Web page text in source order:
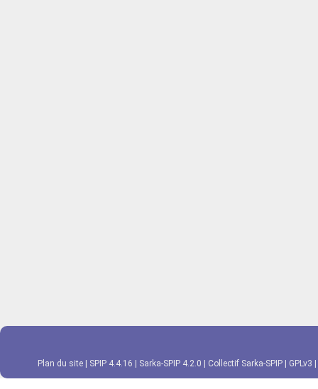
Plan du site SPIP 4.4.16 Sarka-SPIP 4.2.0 Collectif Sarka-SPIP GPLv3